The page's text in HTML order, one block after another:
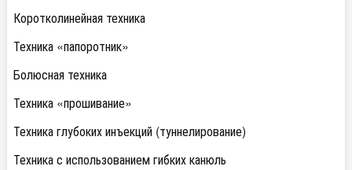
Коротколинейная техника
Техника «папоротник»
Болюсная техника
Техника «прошивание»
Техника глубоких инъекций (туннелирование)
Техника с использованием гибких канюль